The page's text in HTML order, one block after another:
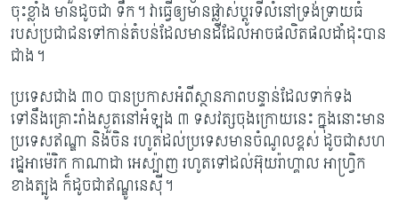
ចុះខ្លាំង មានដូចជា ទឹក។ វាធ្វើឲ្យមានផ្លាស់ប្តូរទីលំនៅទ្រង់ទ្រាយធំ
របស់ប្រជាជនទៅកាន់តំបន់​ដែលមានដី​ដែល​អាច​​ផលិត​ផលដាំដុះបាន
ជាង។
ប្រទេសជាង ៣០ បានប្រកាសអំពីស្ថានភាពបន្ទាន់ដែលទាក់ទង
ទៅនឹងគ្រោះរាំងស្ងួត​នៅ​អំឡុង ៣ ទសវត្សចុងក្រោយនេះ ក្នុងនោះមាន
ប្រទេសឥណ្ឌា និងចិន រហូតដល់ប្រទេស​មាន​ចំណូល​ខ្ពស់ ដូចជាសហ
រដ្ឋអាម៉េរិក កាណាដា អេស្ប៉ាញ រហូតទៅដល់អ៊ុយរ៉ាហ្គាល អាហ្វ្រិក​
ខាង​ត្បូង ក៏ដូចជាឥណ្ឌូនេស៊ី។